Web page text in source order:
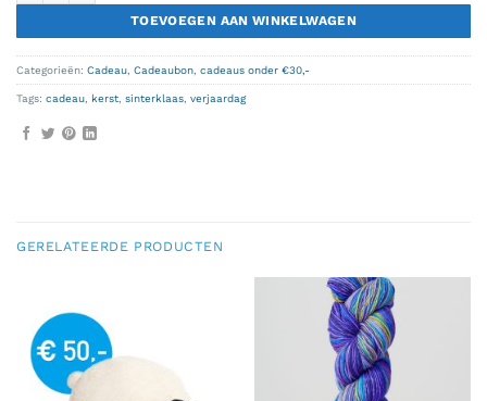
TOEVOEGEN AAN WINKELWAGEN
Categorieën: Cadeau Cadeaubon cadeaus onder €30,-
Tags: cadeau kerst sinterklaas verjaardag
GERELATEERDE PRODUCTEN